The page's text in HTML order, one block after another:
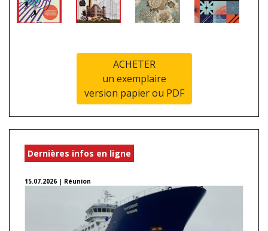
ACHETER
un exemplaire
version papier ou PDF
Dernières infos en ligne
15.07.2026 | Réunion